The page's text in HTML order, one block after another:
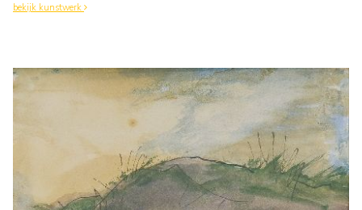
bekijk kunstwerk